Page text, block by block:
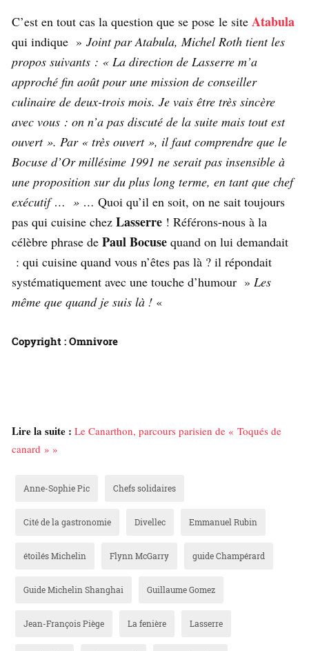
C’est en tout cas la question que se pose le site Atabula
qui indique » Joint par Atabula, Michel Roth tient les
propos suivants : « La direction de Lasserre m’a
approché fin août pour une mission de conseiller
culinaire de deux-trois mois. Je vais être très sincère
avec vous : on n’a pas discuté de la suite mais tout est
ouvert ». Par « très ouvert », il faut comprendre que le
Bocuse d’Or millésime 1991 ne serait pas insensible à
une proposition sur du plus long terme, en tant que chef
exécutif … » … Quoi qu’il en soit, on ne sait toujours
pas qui cuisine chez Lasserre ! Référons-nous à la
célèbre phrase de Paul Bocuse quand on lui demandait
: qui cuisine quand vous n’êtes pas là ? il répondait
systématiquement avec une touche d’humour » Les
même que quand je suis là ! «
Copyright : Omnivore
Lire la suite : Le Canarthon, parcours parisien de « Toqués de
canard » »
Anne-Sophie Pic Chefs solidaires
Cité de la gastronomie Divellec Emmanuel Rubin
étoilés Michelin Flynn McGarry guide Champérard
Guide Michelin Shanghai Guillaume Gomez
Jean-François Piège La fenière Lasserre